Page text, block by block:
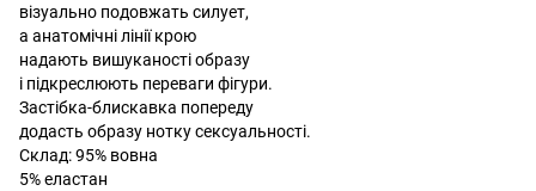
візуально подовжать силует,
а анатомічні лінії крою
надають вишуканості образу
і підкреслюють переваги фігури.
Застібка-блискавка попереду
додасть образу нотку сексуальності.
Склад: 95% вовна
5% еластан